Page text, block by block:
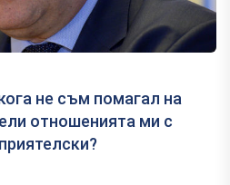
не съм помагал на
отношенията ми с